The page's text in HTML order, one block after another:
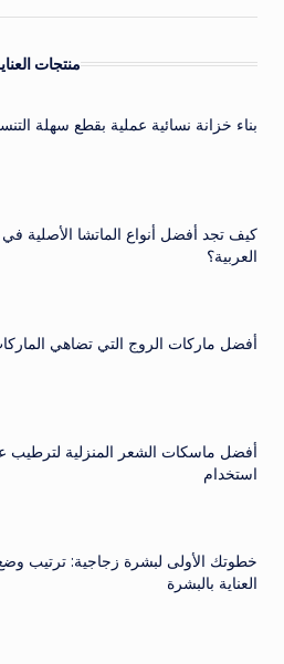
منتجات
بناء خزانة نسائية عملية بقطع سهلة
كيف تجد أفضل أنواع الماتشا الأصلية
العربية؟
أفضل ماركات الروج التي تضاهي
أفضل ماسكات الشعر المنزلية
استخدام
خطوتك الأولى لبشرة زجاجية: ترتيب
العناية بالبشرة